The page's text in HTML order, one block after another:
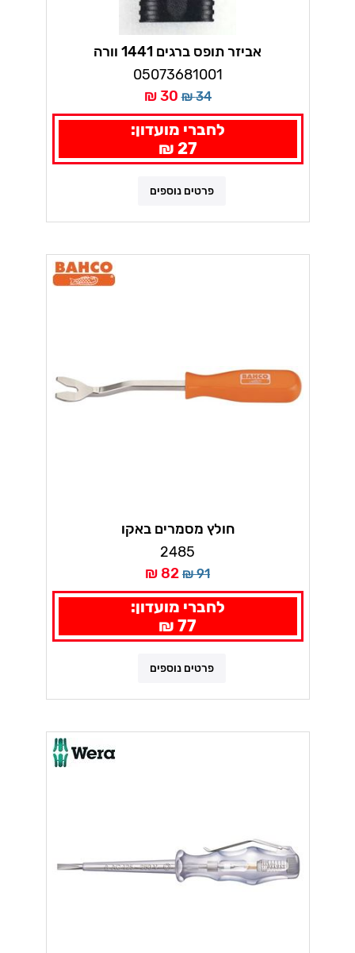
אביזר תופס ברגים 1441 וורה
05073681001
34 ₪
30 ₪
לחברי מועדון:
27 ₪
פרטים נוספים
חולץ מסמרים באקו
2485
91 ₪
82 ₪
לחברי מועדון:
77 ₪
פרטים נוספים